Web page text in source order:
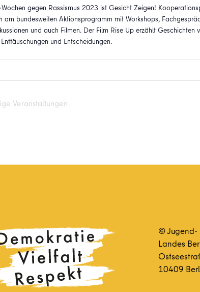
gegen Rassismus 2023 ist Gesicht Zeigen!
am bundesweiten Aktionsprogramm mit Workshops,
und auch Filmen. Der Film Rise Up erzählt Geschichten
und Entscheidungen.
Veranstaltungen
© Jugend-
Landes
10409